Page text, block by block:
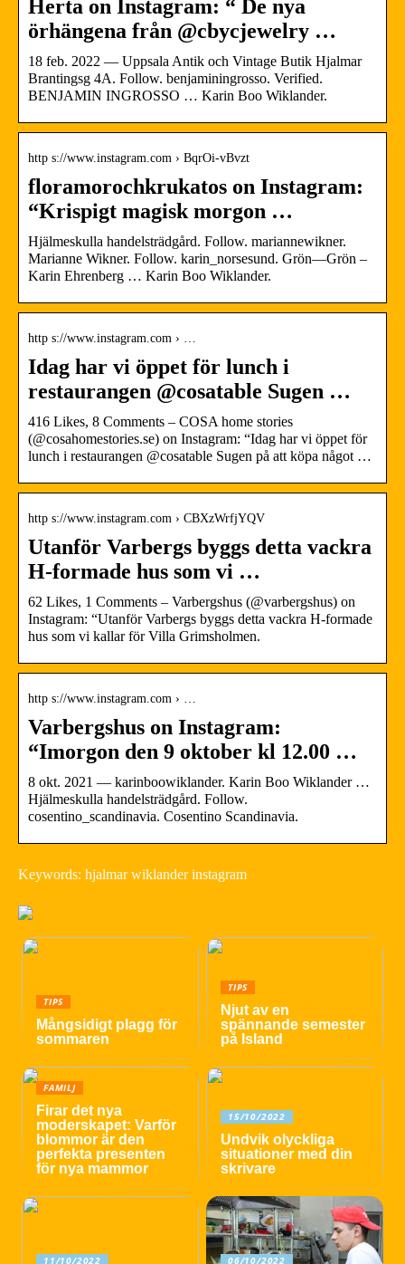
Herta on Instagram: “ De nya
örhängena från @cbycjewelry …
18 feb. 2022 — Uppsala Antik och Vintage Butik Hjalmar
Brantingsg 4A. Follow. benjaminingrosso. Verified.
BENJAMIN INGROSSO … Karin Boo Wiklander.
http s://www.instagram.com › BqrOi-vBvzt
floramorochkrukatos on Instagram:
“Krispigt magisk morgon …
Hjälmeskulla handelsträdgård. Follow. mariannewikner.
Marianne Wikner. Follow. karin_norsesund. Grön—Grön –
Karin Ehrenberg … Karin Boo Wiklander.
http s://www.instagram.com › …
Idag har vi öppet för lunch i
restaurangen @cosatable Sugen …
416 Likes, 8 Comments – COSA home stories
(@cosahomestories.se) on Instagram: “Idag har vi öppet för
lunch i restaurangen @cosatable Sugen på att köpa något …
http s://www.instagram.com › CBXzWrfjYQV
Utanför Varbergs byggs detta vackra
H-formade hus som vi …
62 Likes, 1 Comments – Varbergshus (@varbergshus) on
Instagram: “Utanför Varbergs byggs detta vackra H-formade
hus som vi kallar för Villa Grimsholmen.
http s://www.instagram.com › …
Varbergshus on Instagram:
“Imorgon den 9 oktober kl 12.00 …
8 okt. 2021 — karinboowiklander. Karin Boo Wiklander …
Hjälmeskulla handelsträdgård. Follow.
cosentino_scandinavia. Cosentino Scandinavia.
Keywords: hjalmar wiklander instagram
TIPS
Mångsidigt plagg för
sommaren
TIPS
Njut av en
spännande semester
på Island
FAMILJ
Firar det nya
moderskapet: Varför
blommor är den
perfekta presenten
för nya mammor
15/10/2022
Undvik olyckliga
situationer med din
skrivare
11/10/2022 06/10/2022